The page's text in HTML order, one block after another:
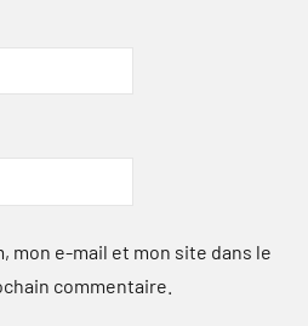
mon e-mail et mon site dans le
commentaire.